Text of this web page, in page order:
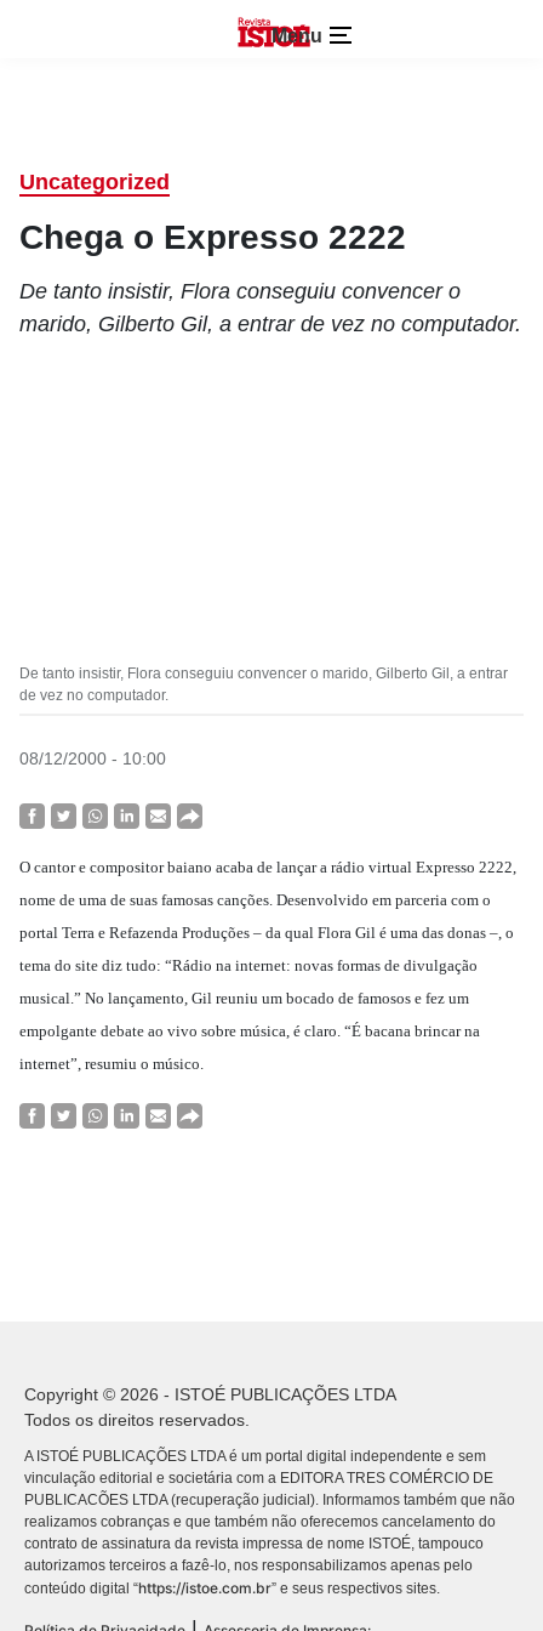
Menu
Uncategorized
Chega o Expresso 2222
De tanto insistir, Flora conseguiu convencer o
marido, Gilberto Gil, a entrar de vez no computador.
De tanto insistir, Flora conseguiu convencer o marido, Gilberto Gil, a entrar
de vez no computador.
08/12/2000 - 10:00
O cantor e compositor baiano acaba de lançar a rádio virtual Expresso 2222,
nome de uma de suas famosas canções. Desenvolvido em parceria com o
portal Terra e Refazenda Produções – da qual Flora Gil é uma das donas –, o
tema do site diz tudo: “Rádio na internet: novas formas de divulgação
musical.” No lançamento, Gil reuniu um bocado de famosos e fez um
empolgante debate ao vivo sobre música, é claro. “É bacana brincar na
internet”, resumiu o músico.
Copyright © 2026 - ISTOÉ PUBLICAÇÕES LTDA
Todos os direitos reservados.
A ISTOÉ PUBLICAÇÕES LTDA é um portal digital independente e sem
vinculação editorial e societária com a EDITORA TRES COMÉRCIO DE
PUBLICACÕES LTDA (recuperação judicial). Informamos também que não
realizamos cobranças e que também não oferecemos cancelamento do
contrato de assinatura da revista impressa de nome ISTOÉ, tampouco
autorizamos terceiros a fazê-lo, nos responsabilizamos apenas pelo
conteúdo digital “https://istoe.com.br” e seus respectivos sites.